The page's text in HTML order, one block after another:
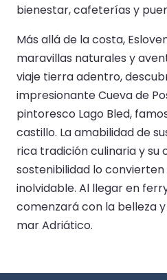
bienestar, cafeterías y
Más allá de la costa,
maravillas naturales y
viaje tierra adentro,
impresionante Cueva de
pintoresco Lago Bled,
castillo. La amabilidad de
rica tradición culinaria y su
sostenibilidad lo convierten
inolvidable. Al llegar en
comenzará con la belleza
mar Adriático.